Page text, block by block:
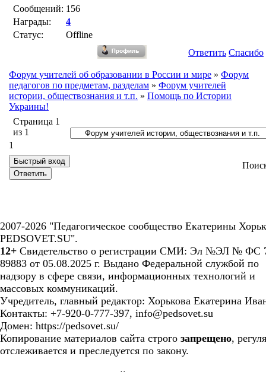
Сообщений: 156
Награды:
4
Статус:
Offline
Ответить Спасибо
Форум учителей об образовании в России и мире » Форум
педагогов по предметам, разделам » Форум учителей
истории, обществознания и т.п. » Помощь по Истории
Украины!
Страница 1
из 1
1
2007-2026 "Педагогическое сообщество Екатерины
PEDSOVET.SU".
12+ Свидетельство о регистрации СМИ: Эл №ЭЛ № ФС
89883 от 05.08.2025 г. Выдано Федеральной службой по
надзору в сфере связи, информационных технологий и
массовых коммуникаций.
Учредитель, главный редактор: Хорькова Екатерина
Контакты: +7-920-0-777-397, info@pedsovet.su
Домен: https://pedsovet.su/
Копирование материалов сайта строго запрещено,
отслеживается и преследуется по закону.